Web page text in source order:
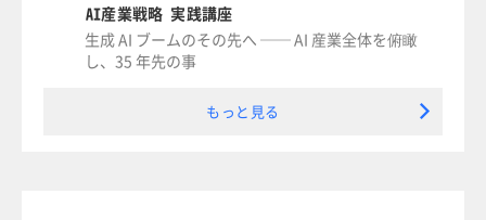
AI産業戦略 実践講座
生成 AI ブームのその先へ ── AI 産業全体を俯瞰
し、35 年先の事
もっと見る